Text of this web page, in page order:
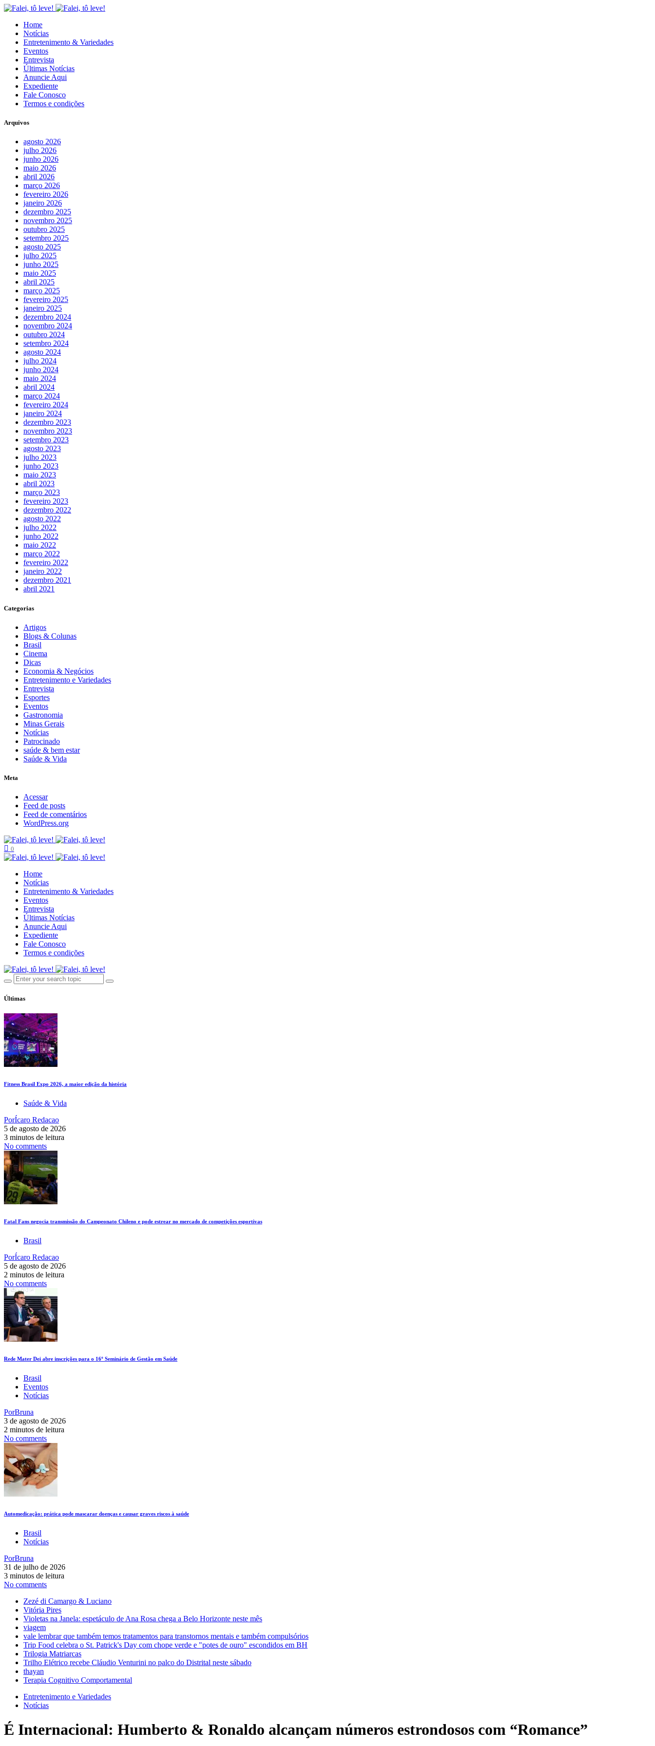
Home
Notícias
Entretenimento & Variedades
Eventos
Entrevista
Últimas Notícias
Anuncie Aqui
Expediente
Fale Conosco
Termos e condições
Arquivos
agosto 2026
julho 2026
junho 2026
maio 2026
abril 2026
março 2026
fevereiro 2026
janeiro 2026
dezembro 2025
novembro 2025
outubro 2025
setembro 2025
agosto 2025
julho 2025
junho 2025
maio 2025
abril 2025
março 2025
fevereiro 2025
janeiro 2025
dezembro 2024
novembro 2024
outubro 2024
setembro 2024
agosto 2024
julho 2024
junho 2024
maio 2024
abril 2024
março 2024
fevereiro 2024
janeiro 2024
dezembro 2023
novembro 2023
setembro 2023
agosto 2023
julho 2023
junho 2023
maio 2023
abril 2023
março 2023
fevereiro 2023
dezembro 2022
agosto 2022
julho 2022
junho 2022
maio 2022
março 2022
fevereiro 2022
janeiro 2022
dezembro 2021
abril 2021
Categorias
Artigos
Blogs & Colunas
Brasil
Cinema
Dicas
Economia & Negócios
Entretenimento e Variedades
Entrevista
Esportes
Eventos
Gastronomia
Minas Gerais
Notícias
Patrocinado
saúde & bem estar
Saúde & Vida
Meta
Acessar
Feed de posts
Feed de comentários
WordPress.org
0
Home
Notícias
Entretenimento & Variedades
Eventos
Entrevista
Últimas Notícias
Anuncie Aqui
Expediente
Fale Conosco
Termos e condições
Últimas
Fitness Brasil Expo 2026, a maior edição da história
Saúde & Vida
PorÍcaro Redacao
5 de agosto de 2026
3 minutos de leitura
No comments
Fatal Fans negocia transmissão do Campeonato Chileno e pode estrear no mercado de competições esportivas
Brasil
PorÍcaro Redacao
5 de agosto de 2026
2 minutos de leitura
No comments
Rede Mater Dei abre inscrições para o 16º Seminário de Gestão em Saúde
Brasil
Eventos
Notícias
PorBruna
3 de agosto de 2026
2 minutos de leitura
No comments
Automedicação: prática pode mascarar doenças e causar graves riscos à saúde
Brasil
Notícias
PorBruna
31 de julho de 2026
3 minutos de leitura
No comments
Zezé di Camargo & Luciano
Vitória Pires
Violetas na Janela: espetáculo de Ana Rosa chega a Belo Horizonte neste mês
viagem
vale lembrar que também temos tratamentos para transtornos mentais e também compulsórios
Trip Food celebra o St. Patrick's Day com chope verde e "potes de ouro" escondidos em BH
Trilogia Matriarcas
Trilho Elétrico recebe Cláudio Venturini no palco do Distrital neste sábado
thayan
Terapia Cognitivo Comportamental
Entretenimento e Variedades
Notícias
É Internacional: Humberto & Ronaldo alcançam números estrondosos com “Romance”